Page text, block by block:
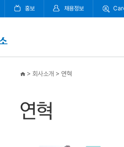
홍보 채용정보
> 회사소개 > 연혁